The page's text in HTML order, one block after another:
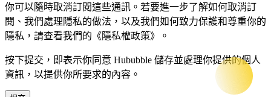
你可以隨時取消訂閱這些通訊。若要進一步了解如何取消訂
閱、我們處理隱私的做法，以及我們如何致力保護和尊重你的
隱私，請查看我們的《隱私權政策》。
按下提交，即表示你同意 Hububble 儲存並處理你提供的個人
資訊，以提供你所要求的內容。